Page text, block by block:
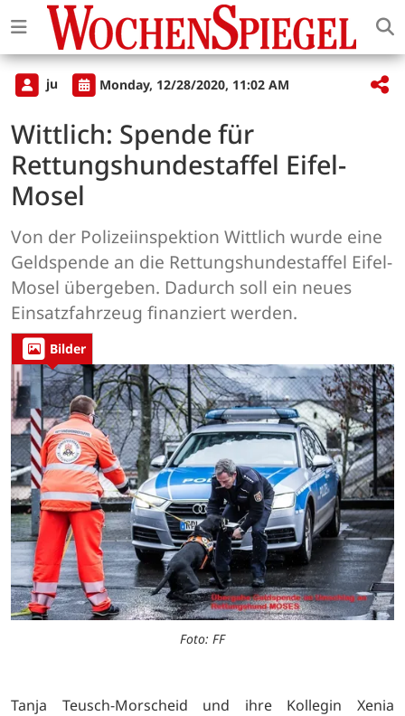
ju Monday, 12/28/2020, 11:02 AM
Wittlich: Spende für
Rettungshundestaffel Eifel-
Mosel
Von der Polizeiinspektion Wittlich wurde eine
Geldspende an die Rettungshundestaffel Eifel-
Mosel übergeben. Dadurch soll ein neues
Einsatzfahrzeug finanziert werden.
Bilder
Foto: FF
Tanja Teusch-Morscheid und ihre Kollegin Xenia